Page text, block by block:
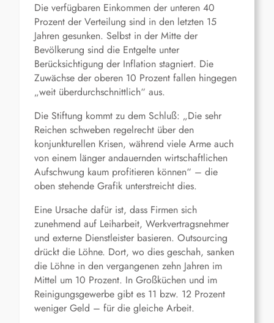
Die verfügbaren Einkommen der unteren 40
Prozent der Verteilung sind in den letzten 15
Jahren gesunken. Selbst in der Mitte der
Bevölkerung sind die Entgelte unter
Berücksichtigung der Inflation stagniert. Die
Zuwächse der oberen 10 Prozent fallen hingegen
„weit überdurchschnittlich“ aus.
Die Stiftung kommt zu dem Schluß: „Die sehr
Reichen schweben regelrecht über den
konjunkturellen Krisen, während viele Arme auch
von einem länger andauernden wirtschaftlichen
Aufschwung kaum profitieren können“ – die
oben stehende Grafik unterstreicht dies.
Eine Ursache dafür ist, dass Firmen sich
zunehmend auf Leiharbeit, Werkvertragsnehmer
und externe Dienstleister basieren. Outsourcing
drückt die Löhne. Dort, wo dies geschah, sanken
die Löhne in den vergangenen zehn Jahren im
Mittel um 10 Prozent. In Großküchen und im
Reinigungsgewerbe gibt es 11 bzw. 12 Prozent
weniger Geld – für die gleiche Arbeit.